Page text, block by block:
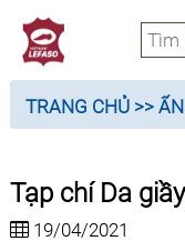
TRANG CHỦ >>
Tạp chí Da
19/04/2021